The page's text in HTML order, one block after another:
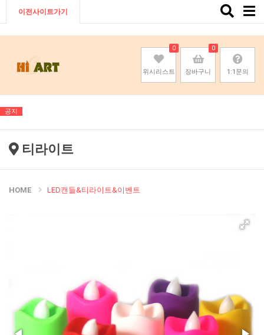
이전사이트가기
Toggle
위시리스트
0
장바구니
0
1:1문의
공지
기존회원님은 pc나 모바일에서 이전아이디로 로그인하시면됩니다
티라이트
HOME LED캔들&티라이트&이벤트